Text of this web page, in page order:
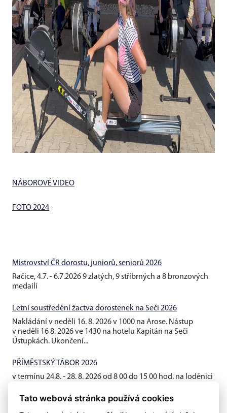
NÁBOROVÉ VIDEO
FOTO 2024
Mistrovství ČR dorostu, juniorů, seniorů 2026
Račice, 4.7. - 6.7.2026 9 zlatých, 9 stříbrných a 8 bronzových
medailí
Letní soustředění žactva dorostenek na Seči 2026
Nakládání v neděli 16. 8. 2026 v 1000 na Arose. Nástup
v neděli 16 8. 2026 ve 1430 na hotelu Kapitán na Seči
Ústupkách. Ukončení...
PŘÍMĚSTSKÝ TÁBOR 2026
v termínu 24.8. - 28. 8. 2026 od 8 00 do 15 00 hod. na loděnici
Tato webová stránka používá cookies